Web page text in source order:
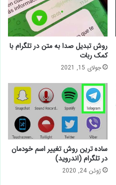
روش تبدیل صدا به متن در تلگرام با
کمک ربات
جولای 15, 2021
ساده ترین روش تغییر اسم خودمان
در تلگرام (اندروید)
ژوئن 24, 2020